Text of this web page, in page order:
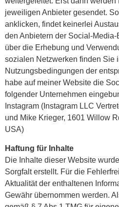
jeweiligen Anbieter gesendet.
anklicken, findet keinerlei
den Anbietern der Social-Media-
über die Erhebung und
sozialen Netzwerken finden Sie
Nutzungsbedingungen der
habe auf meiner Website die
folgender Unternehmen
Instagram (Instagram LLC
und Mike Krieger, 1601 Willow
USA)
Haftung für Inhalte
Die Inhalte dieser Website
Sorgfalt erstellt. Für die
Aktualität der enthaltenen
Gewähr übernommen werden.